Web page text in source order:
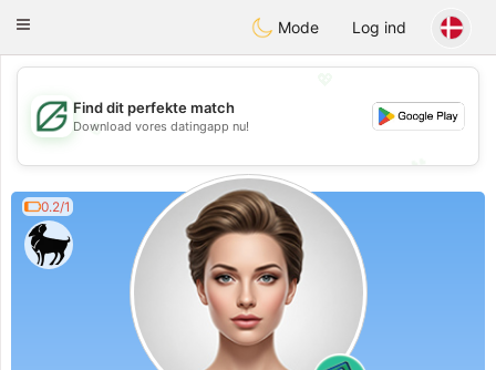
GulfDating
Toggle
Mode Log ind
💖
💕
💕
Find dit perfekte match
Download vores datingapp nu!
0.2/1